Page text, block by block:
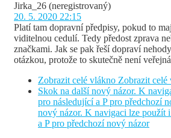
Jirka_26 (neregistrovaný)
20. 5. 2020 22:15
Platí tam dopravní předpisy, pokud to
viditelnou cedulí. Tedy předost zprava
značkami. Jak se pak řeší dopraví
otázkou, protože to skutečně není
Zobrazit celé vlákno Zobrazit celé
Skok na další nový názor. K
pro následující a P pro předchozí
nový názor. K navigaci lze použít
a P pro předchozí nový názor